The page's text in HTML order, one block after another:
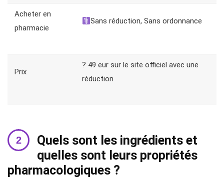
Acheter en
pharmacie
Sans réduction, Sans ordonnance
Prix
? 49 eur sur le site officiel avec une
réduction
Quels sont les ingrédients et
quelles sont leurs propriétés
pharmacologiques ?